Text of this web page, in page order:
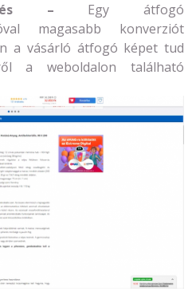
– Egy átfogó
magasabb konverziót
a vásárló átfogó képet tud
a weboldalon található